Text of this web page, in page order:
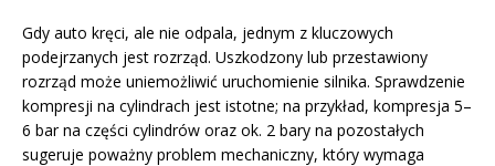
Gdy auto kręci, ale nie odpala, jednym z kluczowych
podejrzanych jest rozrząd. Uszkodzony lub przestawiony
rozrząd może uniemożliwić uruchomienie silnika. Sprawdzenie
kompresji na cylindrach jest istotne; na przykład, kompresja 5–
6 bar na części cylindrów oraz ok. 2 bary na pozostałych
sugeruje poważny problem mechaniczny, który wymaga